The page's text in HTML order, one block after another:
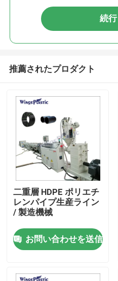
家
続行
推薦されたプロダクト
二重層 HDPE ポリエチ
レンパイプ生産ライン
/ 製造機械
お問い合わせを送信